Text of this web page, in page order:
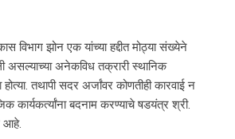
झोन एक यांच्या हद्दीत मोठ्या संख्येने
असल्याच्या अनेकविध तक्रारी स्थानिक
होत्या. तथापी सदर अर्जांवर कोणतीही कारवाई न
कार्यकर्त्यांना बदनाम करण्याचे षडयंत्र श्री.
आहे.